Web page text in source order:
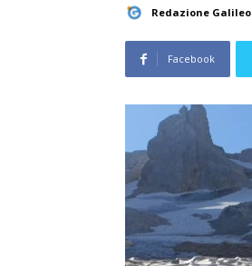
Redazione Galileo
Facebook